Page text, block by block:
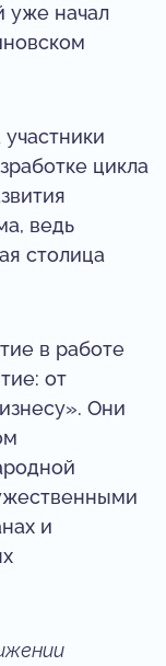
уже начал
цикла
ведь
столица
в работе
от
Они
и